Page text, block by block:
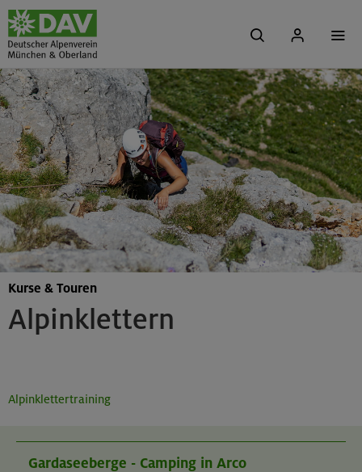
Alpinklettern
Kurse & Touren
Alpinklettertraining
Gardaseeberge - Camping in Arco